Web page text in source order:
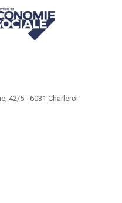
42/5 - 6031 Charleroi